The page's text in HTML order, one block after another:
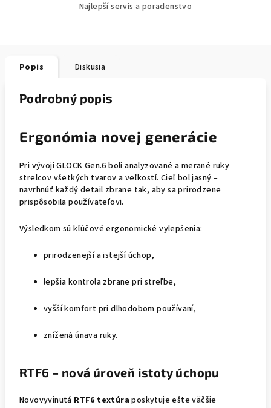
Najlepší servis a poradenstvo
Popis Diskusia
Podrobný popis
Ergonómia novej generácie
Pri vývoji GLOCK Gen.6 boli analyzované a merané ruky
strelcov všetkých tvarov a veľkostí. Cieľ bol jasný –
navrhnúť každý detail zbrane tak, aby sa prirodzene
prispôsobila používateľovi.
Výsledkom sú kľúčové ergonomické vylepšenia:
prirodzenejší a istejší úchop,
lepšia kontrola zbrane pri streľbe,
vyšší komfort pri dlhodobom používaní,
znížená únava ruky.
RTF6 – nová úroveň istoty úchopu
Novovyvinutá RTF6 textúra poskytuje ešte väčšie